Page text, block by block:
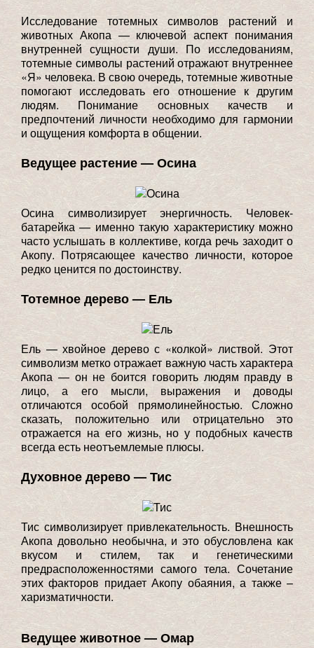
Исследование тотемных символов растений и
животных Акопа — ключевой аспект понимания
внутренней сущности души. По исследованиям,
тотемные символы растений отражают внутреннее
«Я» человека. В свою очередь, тотемные животные
помогают исследовать его отношение к другим
людям. Понимание основных качеств и
предпочтений личности необходимо для гармонии
и ощущения комфорта в общении.
Ведущее растение — Осина
Осина символизирует энергичность. Человек-
батарейка — именно такую характеристику можно
часто услышать в коллективе, когда речь заходит о
Акопу. Потрясающее качество личности, которое
редко ценится по достоинству.
Тотемное дерево — Ель
Ель — хвойное дерево с «колкой» листвой. Этот
символизм метко отражает важную часть характера
Акопа — он не боится говорить людям правду в
лицо, а его мысли, выражения и доводы
отличаются особой прямолинейностью. Сложно
сказать, положительно или отрицательно это
отражается на его жизнь, но у подобных качеств
всегда есть неотъемлемые плюсы.
Духовное дерево — Тис
Тис символизирует привлекательность. Внешность
Акопа довольно необычна, и это обусловлена как
вкусом и стилем, так и генетическими
предрасположенностями самого тела. Сочетание
этих факторов придает Акопу обаяния, а также –
харизматичности.
Ведущее животное — Омар